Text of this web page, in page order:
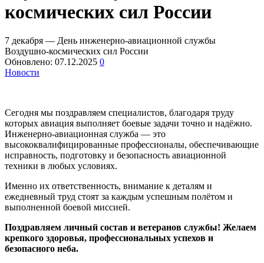
космических сил России
7 декабря — День инженерно-авиационной службы
Воздушно-космических сил России
Обновлено: 07.12.2025 0
Новости
Сегодня мы поздравляем специалистов, благодаря труду
которых авиация выполняет боевые задачи точно и надёжно.
Инженерно-авиационная служба — это
высококвалифицированные профессионалы, обеспечивающие
исправность, подготовку и безопасность авиационной
техники в любых условиях.
Именно их ответственность, внимание к деталям и
ежедневный труд стоят за каждым успешным полётом и
выполненной боевой миссией.
Поздравляем личный состав и ветеранов службы! Желаем
крепкого здоровья, профессиональных успехов и
безопасного неба.